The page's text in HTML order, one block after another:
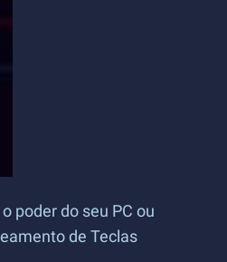
poder do seu PC ou
de Teclas